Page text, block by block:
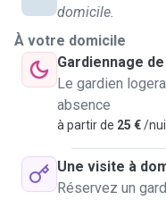
domicile.
À votre domicile
Gardiennage
Le gardien
absence
à partir de 25 €/
Une visite à
Réservez un